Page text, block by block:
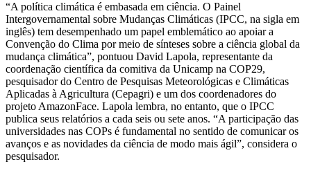
“A política climática é embasada em ciência. O Painel
Intergovernamental sobre Mudanças Climáticas (IPCC, na sigla em
inglês) tem desempenhado um papel emblemático ao apoiar a
Convenção do Clima por meio de sínteses sobre a ciência global da
mudança climática”, pontuou David Lapola, representante da
coordenação científica da comitiva da Unicamp na COP29,
pesquisador do Centro de Pesquisas Meteorológicas e Climáticas
Aplicadas à Agricultura (Cepagri) e um dos coordenadores do
projeto AmazonFace. Lapola lembra, no entanto, que o IPCC
publica seus relatórios a cada seis ou sete anos. “A participação das
universidades nas COPs é fundamental no sentido de comunicar os
avanços e as novidades da ciência de modo mais ágil”, considera o
pesquisador.